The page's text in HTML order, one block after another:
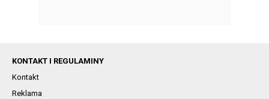
KONTAKT I REGULAMINY
Kontakt
Reklama